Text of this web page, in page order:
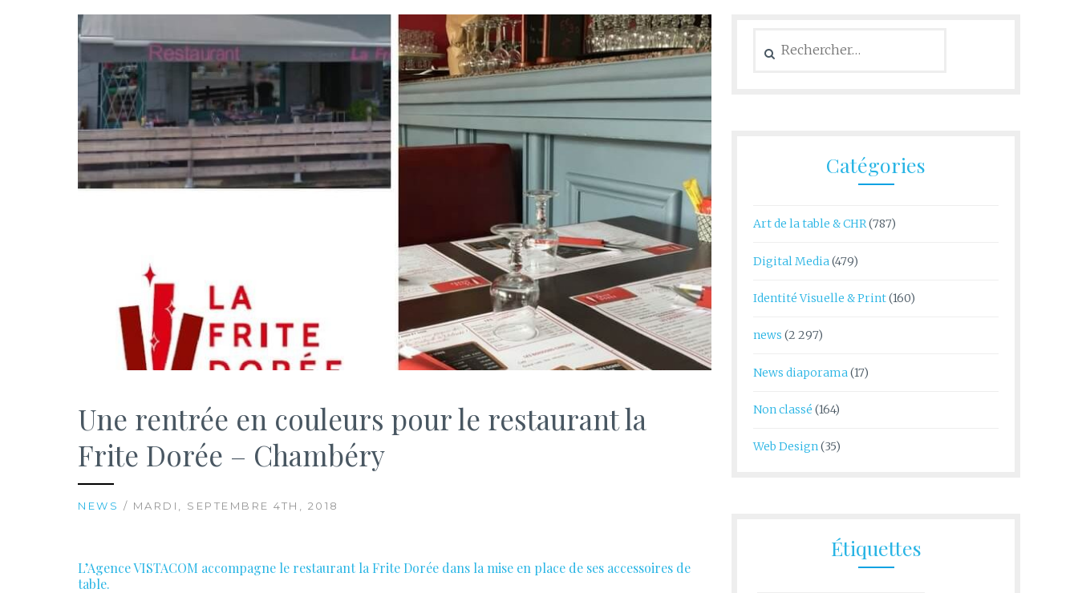
Une rentrée en couleurs pour le restaurant la
Frite Dorée – Chambéry
NEWS / MARDI, SEPTEMBRE 4TH, 2018
L’Agence VISTACOM accompagne le restaurant la Frite Dorée dans la mise en place de ses accessoires de
table.
Catégories
Art de la table & CHR(787)
Digital Media (479)
Identité Visuelle & Print(160)
news (2 297)
News diaporama(17)
Non classé (164)
Web Design(35)
Étiquettes